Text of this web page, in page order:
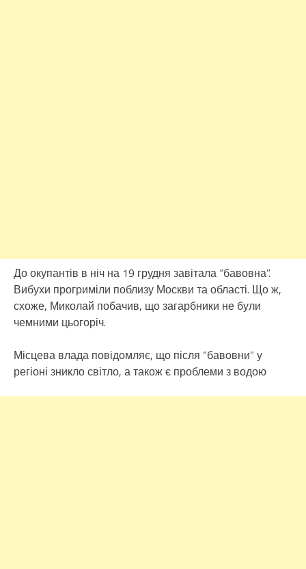
До окупантів в ніч на 19 грудня завітала “бавовна”.
Вибухи прогриміли поблизу Москви та області. Що ж,
схоже, Миколай побачив, що загарбники не були
чемними цьогоріч.
Місцева влада повідомляє, що після “бавовни” у
регіоні зникло світло, а також є проблеми з водою